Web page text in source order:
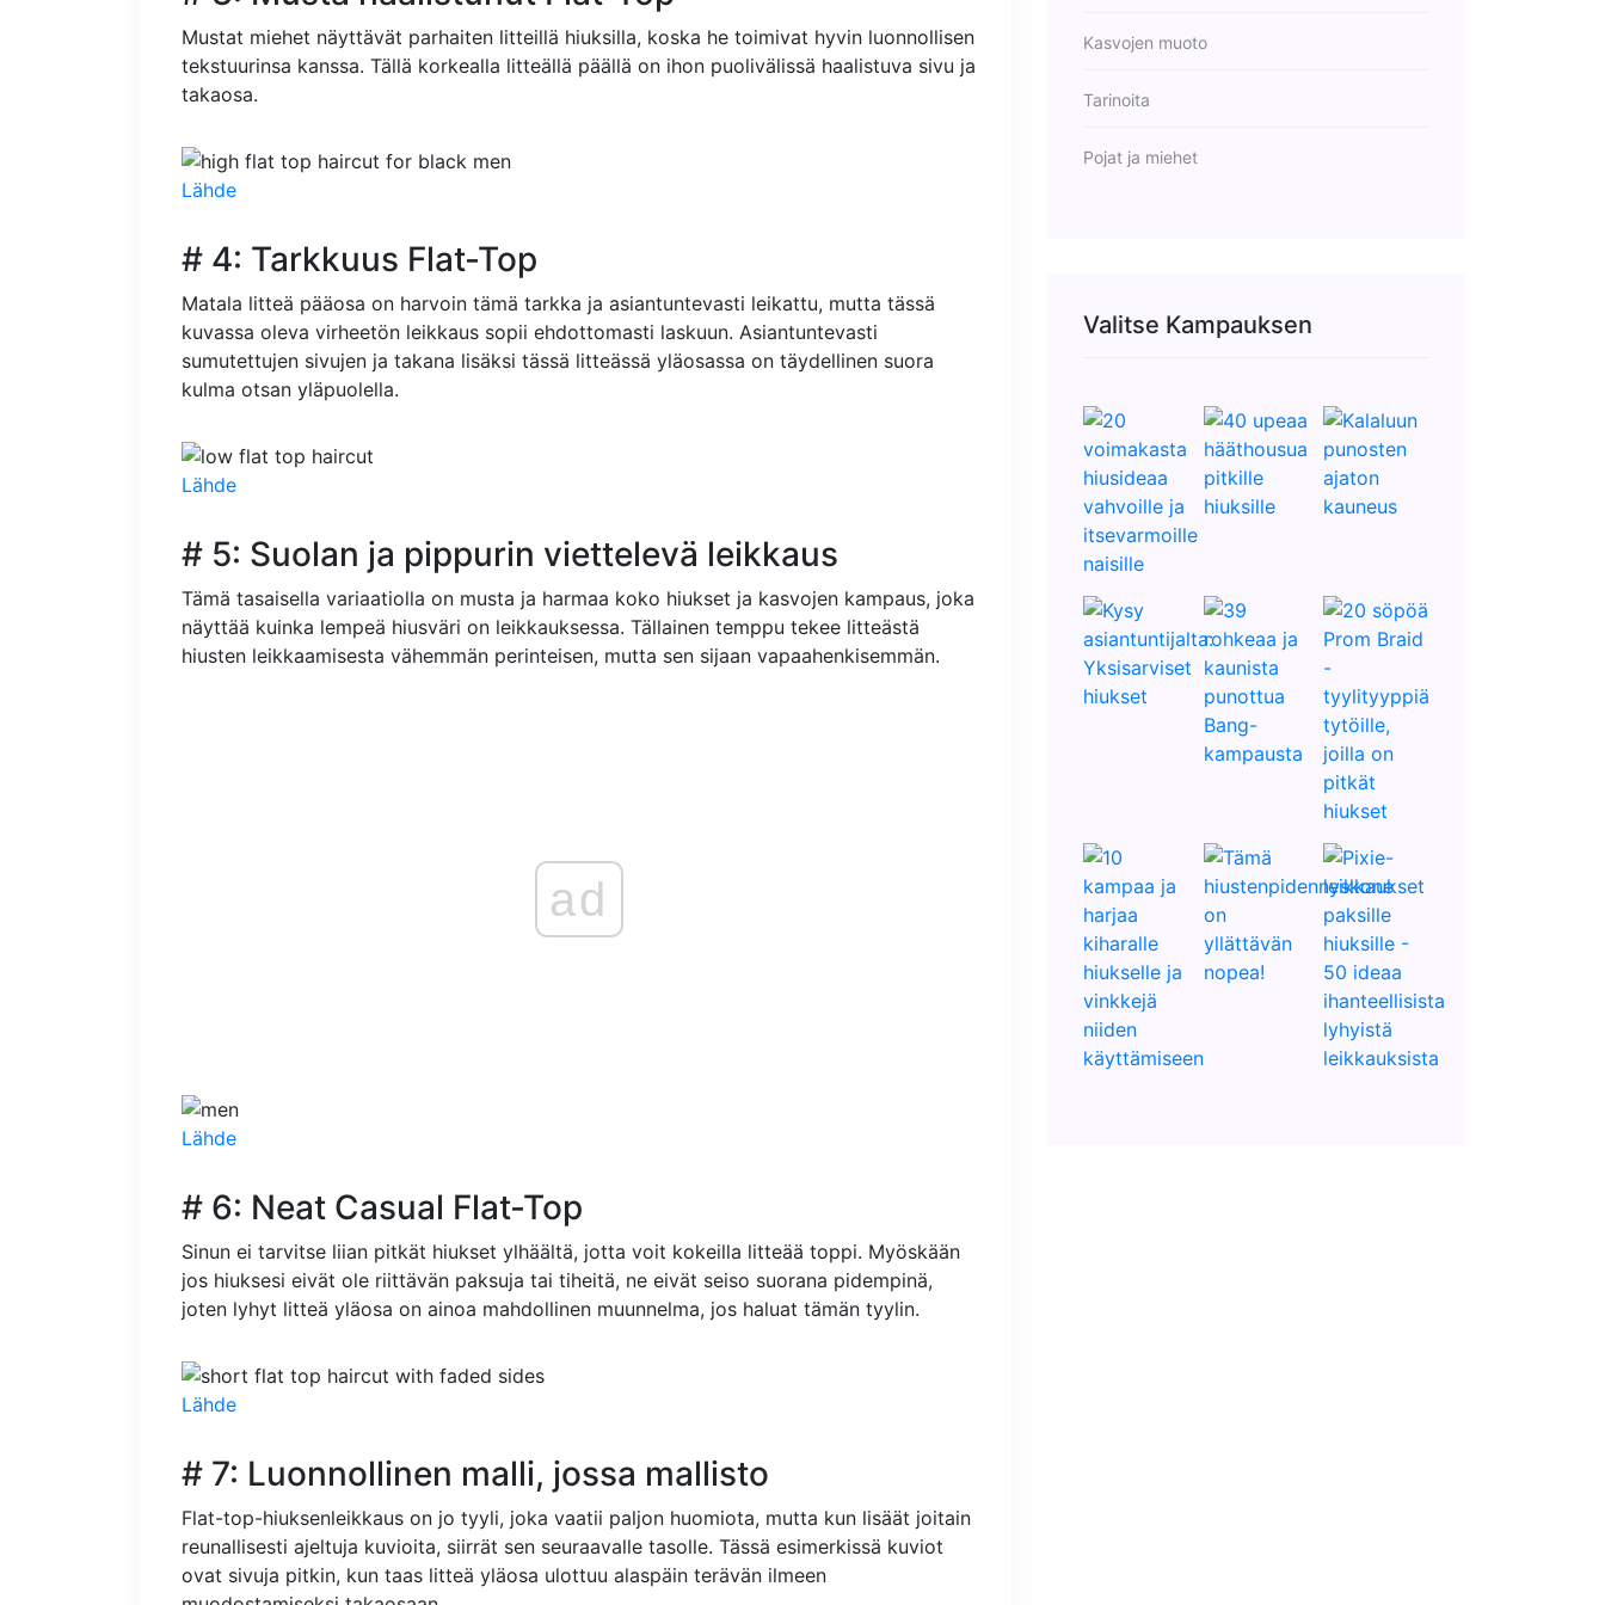
Mustat miehet näyttävät parhaiten litteillä hiuksilla, koska he toimivat hyvin luonnollisen
tekstuurinsa kanssa. Tällä korkealla litteällä päällä on ihon puolivälissä haalistuva sivu ja
takaosa.
Lähde
# 4: Tarkkuus Flat-Top
Matala litteä pääosa on harvoin tämä tarkka ja asiantuntevasti leikattu, mutta tässä
kuvassa oleva virheetön leikkaus sopii ehdottomasti laskuun. Asiantuntevasti
sumutettujen sivujen ja takana lisäksi tässä litteässä yläosassa on täydellinen suora
kulma otsan yläpuolella.
Lähde
# 5: Suolan ja pippurin viettelevä leikkaus
Tämä tasaisella variaatiolla on musta ja harmaa koko hiukset ja kasvojen kampaus, joka
näyttää kuinka lempeä hiusväri on leikkauksessa. Tällainen temppu tekee litteästä
hiusten leikkaamisesta vähemmän perinteisen, mutta sen sijaan vapaahenkisemmän.
ad
Lähde
# 6: Neat Casual Flat-Top
Sinun ei tarvitse liian pitkät hiukset ylhäältä, jotta voit kokeilla litteää toppi. Myöskään
jos hiuksesi eivät ole riittävän paksuja tai tiheitä, ne eivät seiso suorana pidempinä,
joten lyhyt litteä yläosa on ainoa mahdollinen muunnelma, jos haluat tämän tyylin.
Lähde
# 7: Luonnollinen malli, jossa mallisto
Flat-top-hiuksenleikkaus on jo tyyli, joka vaatii paljon huomiota, mutta kun lisäät joitain
reunallisesti ajeltuja kuvioita, siirrät sen seuraavalle tasolle. Tässä esimerkissä kuviot
ovat sivuja pitkin, kun taas litteä yläosa ulottuu alaspäin terävän ilmeen
Kasvojen muoto
Tarinoita
Pojat ja miehet
Valitse Kampauksen